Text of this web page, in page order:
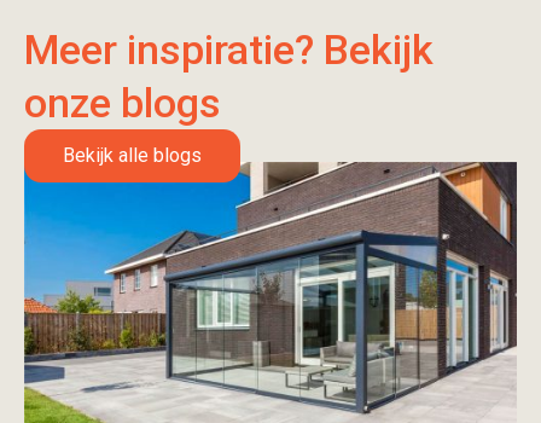
Meer inspiratie? Bekijk
onze blogs
Bekijk alle blogs